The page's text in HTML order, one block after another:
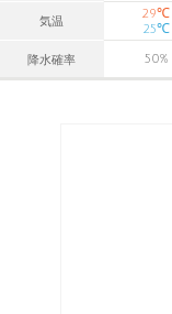
気温
29℃
25℃
降水確率 50%